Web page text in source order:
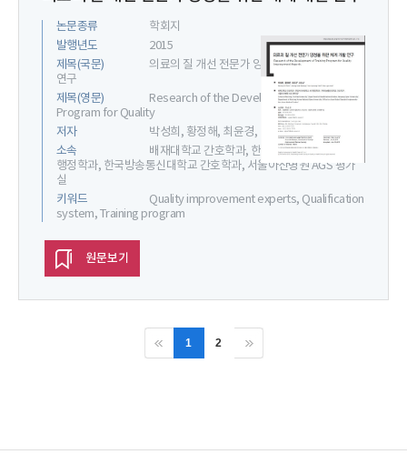
논문종류
학회지
발행년도
2015
제목(국문)
의료의 질 개선 전문가 양성을 위한 체계 개발
연구
제목(영문)
Research of the Development of Training
Program for Quality
저자
박성희, 황정해, 최윤경, 이순교
소속
배재대학교 간호학과, 한양사이버대학교 보건
행정학과, 한국방송통신대학교 간호학과, 서울아산병원 AGS 평가
실
키워드
Quality improvement experts, Qualification
system, Training program
원문보기
1 2